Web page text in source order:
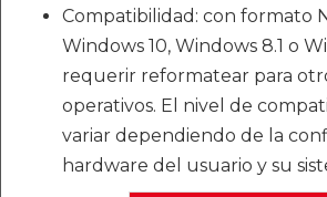
Compatibilidad: con formato
Windows 10, Windows 8.1 o
requerir reformatear para
operativos. El nivel de
variar dependiendo de la
hardware del usuario y su